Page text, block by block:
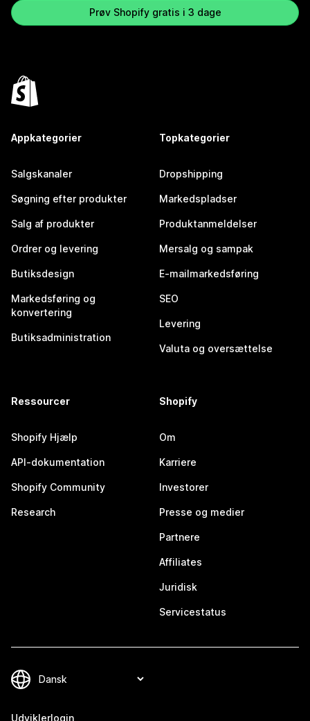
Prøv Shopify gratis i 3 dage
Appkategorier
Salgskanaler
Søgning efter produkter
Salg af produkter
Ordrer og levering
Butiksdesign
Markedsføring og
konvertering
Butiksadministration
Topkategorier
Dropshipping
Markedspladser
Produktanmeldelser
Mersalg og sampak
E-mailmarkedsføring
SEO
Levering
Valuta og oversættelse
Ressourcer
Shopify Hjælp
API-dokumentation
Shopify Community
Research
Shopify
Om
Karriere
Investorer
Presse og medier
Partnere
Affiliates
Juridisk
Servicestatus
Udviklerlogin